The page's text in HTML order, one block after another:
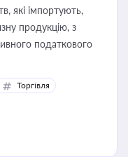
які імпортують,
продукцію, з
податкового
Торгівля